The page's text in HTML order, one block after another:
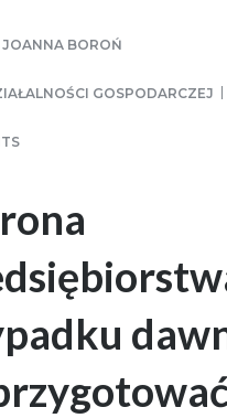
JOANNA BOROŃ
GOSPODARCZEJ